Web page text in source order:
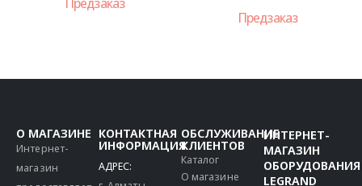
Предзаказ
Предзаказ
О МАГАЗИНЕ КОНТАКТНАЯ
ИНФОРМАЦИЯ
АДРЕС:
ОБСЛУЖИВАНИЕ
КЛИЕНТОВ
Каталог
ИНТЕРНЕТ-
МАГАЗИН
ОБОРУДОВАНИЯ